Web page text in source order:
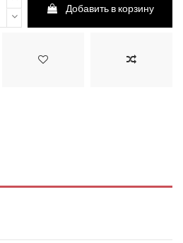
Добавить в корзину